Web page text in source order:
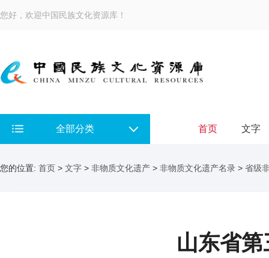
您好，欢迎中国民族文化资源库！
全部分类 首页 文字
您的位置: 首页 > 文字 > 非物质文化遗产 > 非物质文化遗产名录 > 省级
山东省